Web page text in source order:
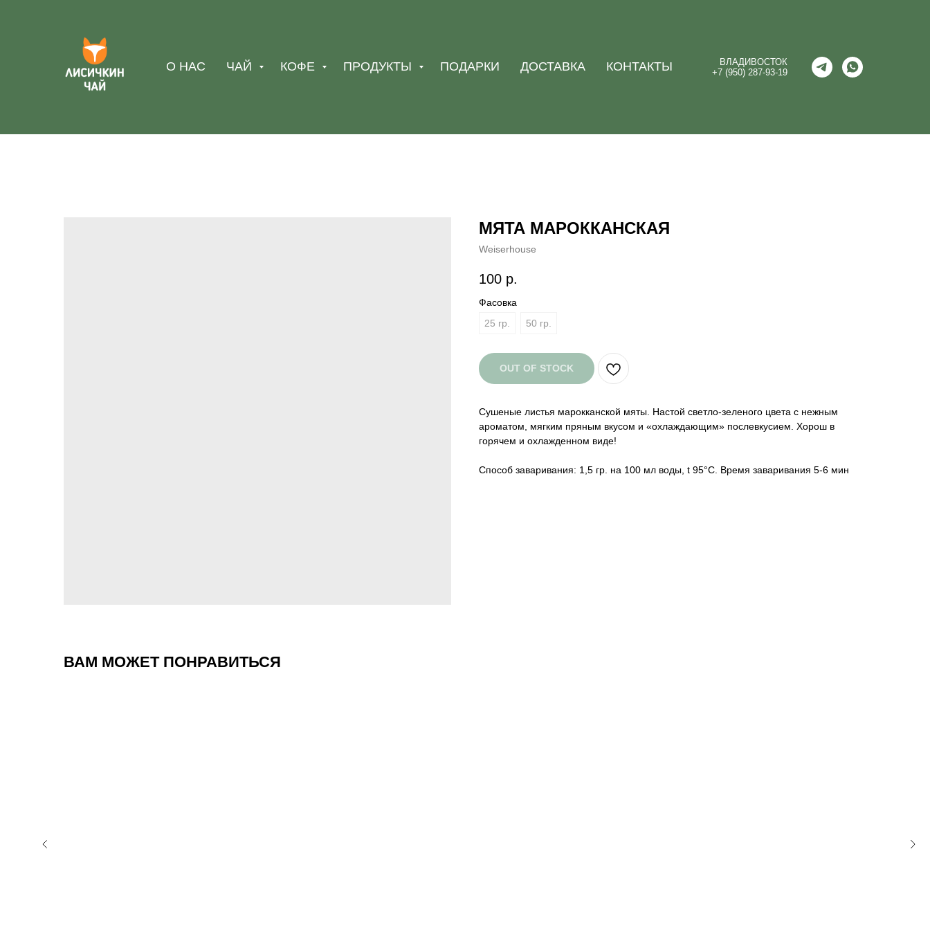
О НАС ЧАЙ КОФЕ ПРОДУКТЫ ПОДАРКИ ДОСТАВКА КОНТАКТЫ
ВЛАДИВОСТОК
+7 (950) 287-93-19
МЯТА МАРОККАНСКАЯ
Weiserhouse
100 р.
Фасовка
25 гр.
50 гр.
OUT OF STOCK
Сушеные листья марокканской мяты. Настой светло-зеленого цвета с нежным
ароматом, мягким пряным вкусом и «охлаждающим» послевкусием. Хорош в
горячем и охлажденном виде!
Способ заваривания: 1,5 гр. на 100 мл воды, t 95°C. Время заваривания 5-6 мин
ВАМ МОЖЕТ ПОНРАВИТЬСЯ